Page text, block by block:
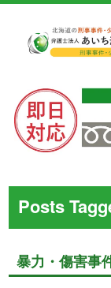
Posts
暴力・傷害事